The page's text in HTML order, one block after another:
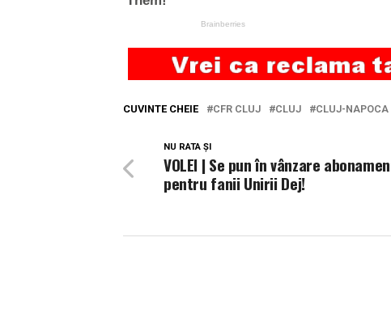
CUVINTE CHEIE CFR CLUJ CLUJ CLUJ-NAPOCA
NU RATA ȘI
VOLEI | Se pun în vânzare
pentru fanii Unirii Dej!